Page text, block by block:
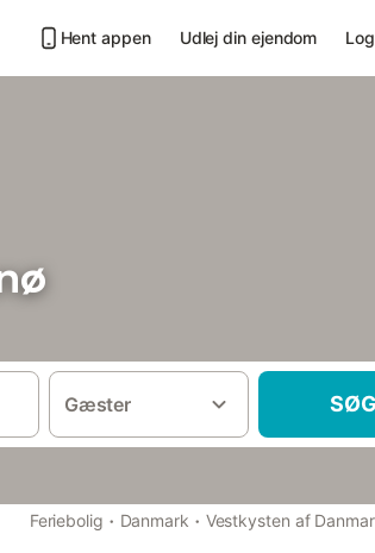
Hent appen Udlej din ejendom
Gæster SØG
Feriebolig · Danmark · Vestkysten af